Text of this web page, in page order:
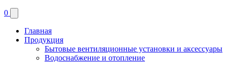
0
Главная
Продукция
Бытовые вентиляционные установки и аксессуары
Водоснабжение и отопление